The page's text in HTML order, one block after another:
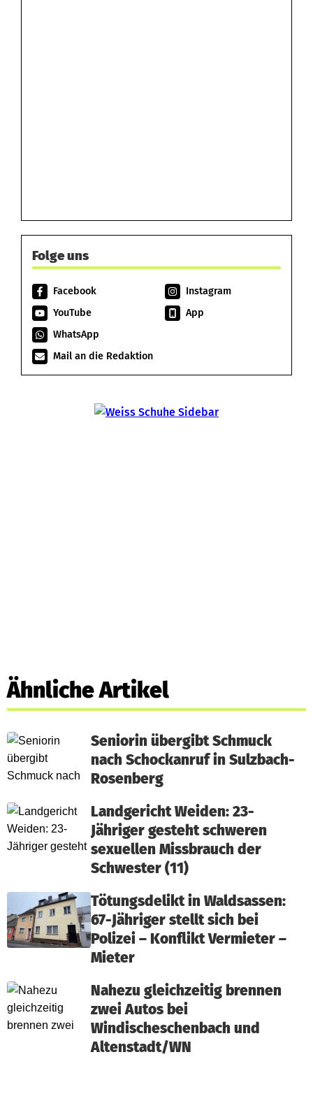
Folge uns
Facebook
Instagram
YouTube
App
WhatsApp
Mail an die Redaktion
Ähnliche Artikel
Seniorin übergibt Schmuck
nach Schockanruf in Sulzbach-
Rosenberg
Landgericht Weiden: 23-
Jähriger gesteht schweren
sexuellen Missbrauch der
Schwester (11)
Tötungsdelikt in Waldsassen:
67-Jähriger stellt sich bei
Polizei – Konflikt Vermieter –
Mieter
Nahezu gleichzeitig brennen
zwei Autos bei
Windischeschenbach und
Altenstadt/WN